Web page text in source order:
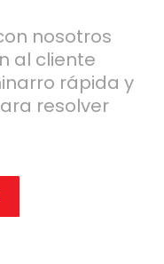
nosotros
al cliente
rápida y
resolver